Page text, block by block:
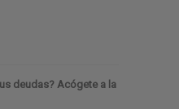
deudas? Acógete a la